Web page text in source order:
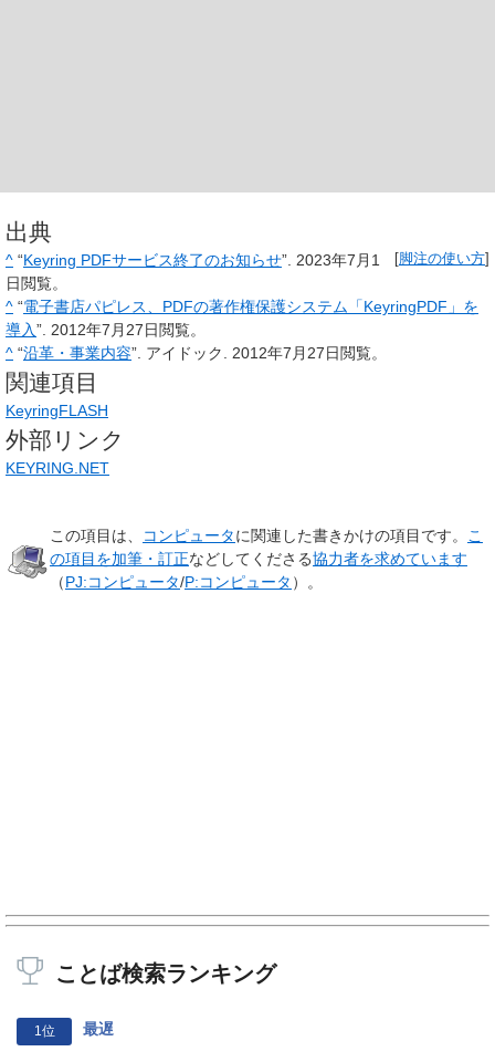
出典
脚注の使い方
^ “Keyring PDFサービス終了のお知らせ”. 2023年7月1
日閲覧。
^ “電子書店パピレス、PDFの著作権保護システム「KeyringPDF」を
導入”. 2012年7月27日閲覧。
^ “沿革・事業内容”. アイドック. 2012年7月27日閲覧。
関連項目
KeyringFLASH
外部リンク
KEYRING.NET
この項目は、 コンピュータに関連した書きかけの項目 です。
こ
の項目を加筆・訂正などしてくださる協力者を求めています
（PJ:コンピュータ/P:コンピュータ ）。
ことば検索ランキング
1位 最遅